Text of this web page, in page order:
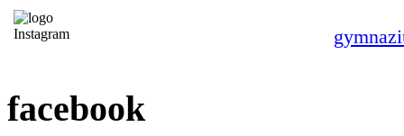
facebook